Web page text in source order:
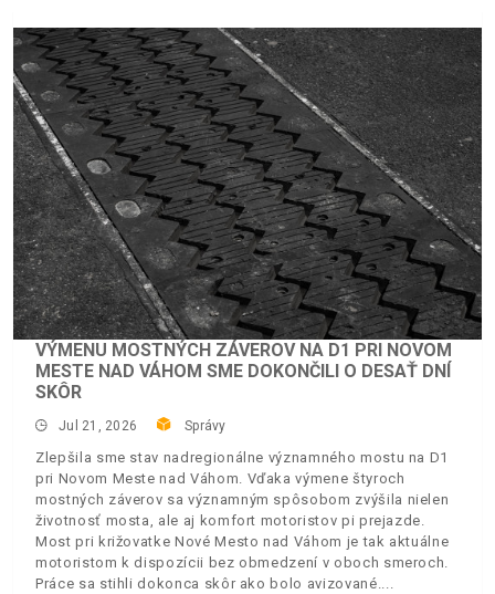
VÝMENU MOSTNÝCH ZÁVEROV NA D1 PRI NOVOM
MESTE NAD VÁHOM SME DOKONČILI O DESAŤ DNÍ
SKÔR
Jul 21, 2026 Správy
Zlepšila sme stav nadregionálne významného mostu na D1
pri Novom Meste nad Váhom. Vďaka výmene štyroch
mostných záverov sa významným spôsobom zvýšila nielen
životnosť mosta, ale aj komfort motoristov pi prejazde.
Most pri križovatke Nové Mesto nad Váhom je tak aktuálne
motoristom k dispozícii bez obmedzení v oboch smeroch.
Práce sa stihli dokonca skôr ako bolo avizované.